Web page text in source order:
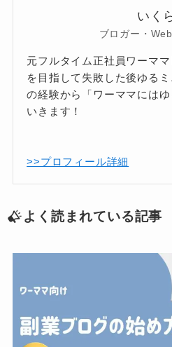
いく
ブロガー・
元フルタイム正社員ワーマ
を目指して失敗した後ゆる
の経験から「ワーママには
いきます！
>>プロフィール詳細
よく読まれている記事